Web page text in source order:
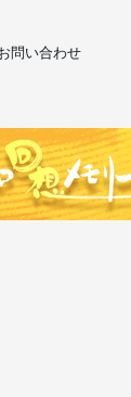
問い合わせ